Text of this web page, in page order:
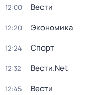
12:00 Вести
12:20 Экономика
12:24 Спорт
12:32 Вести.Net
12:45 Вести